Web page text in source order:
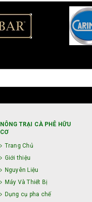
NÔNG TRẠI CÀ PHÊ HỮU
CƠ
Trang Chủ
Giới thiệu
Nguyên Liệu
Máy Và Thiết Bị
Dụng cụ pha chế